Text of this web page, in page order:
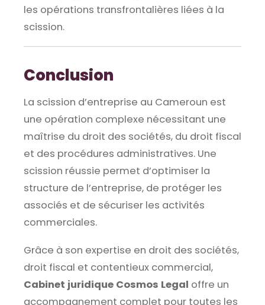
les opérations transfrontalières liées à la
scission.
Conclusion
La scission d’entreprise au Cameroun est
une opération complexe nécessitant une
maîtrise du droit des sociétés, du droit fiscal
et des procédures administratives. Une
scission réussie permet d’optimiser la
structure de l’entreprise, de protéger les
associés et de sécuriser les activités
commerciales.
Grâce à son expertise en droit des sociétés,
droit fiscal et contentieux commercial,
Cabinet juridique Cosmos Legal offre un
accompagnement complet pour toutes les